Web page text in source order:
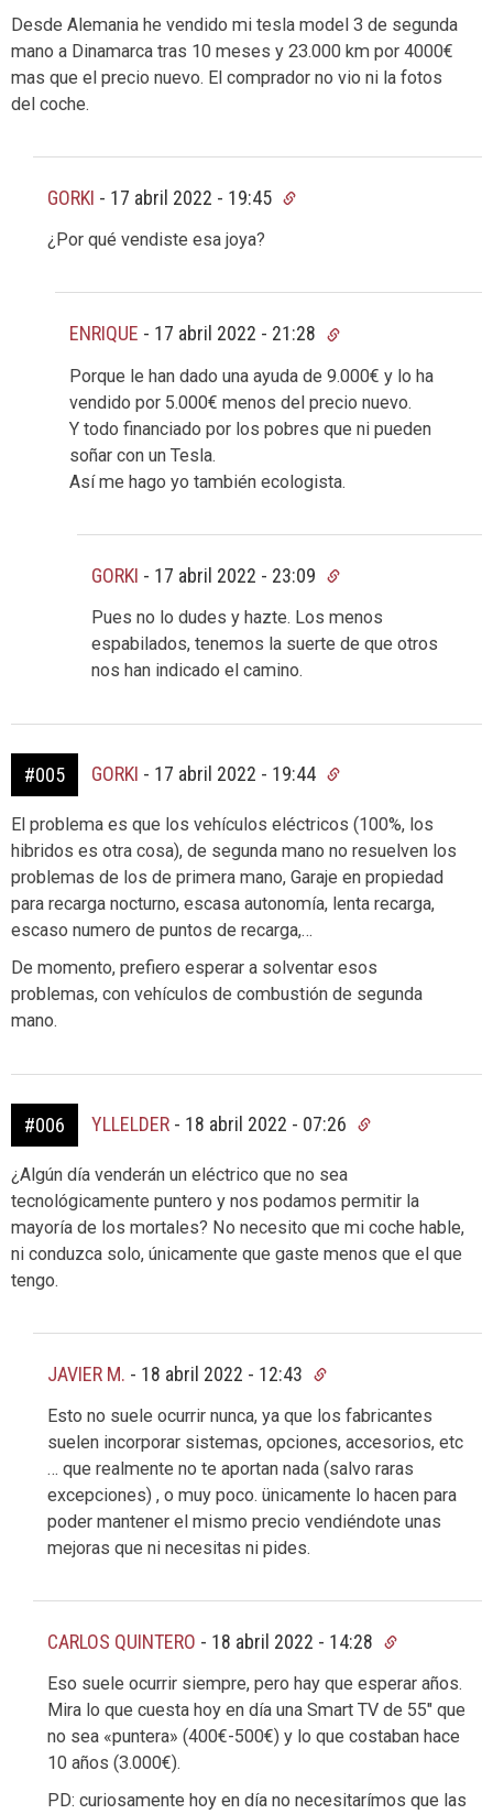
Desde Alemania he vendido mi tesla model 3 de segunda
mano a Dinamarca tras 10 meses y 23.000 km por 4000€
mas que el precio nuevo. El comprador no vio ni la fotos
del coche.
GORKI - 17 abril 2022 - 19:45
¿Por qué vendiste esa joya?
ENRIQUE - 17 abril 2022 - 21:28
Porque le han dado una ayuda de 9.000€ y lo ha
vendido por 5.000€ menos del precio nuevo.
Y todo financiado por los pobres que ni pueden
soñar con un Tesla.
Así me hago yo también ecologista.
GORKI - 17 abril 2022 - 23:09
Pues no lo dudes y hazte. Los menos
espabilados, tenemos la suerte de que otros
nos han indicado el camino.
#005 GORKI - 17 abril 2022 - 19:44
El problema es que los vehículos eléctricos (100%, los
hibridos es otra cosa), de segunda mano no resuelven los
problemas de los de primera mano, Garaje en propiedad
para recarga nocturno, escasa autonomía, lenta recarga,
escaso numero de puntos de recarga,…
De momento, prefiero esperar a solventar esos
problemas, con vehículos de combustión de segunda
mano.
#006 YLLELDER - 18 abril 2022 - 07:26
¿Algún día venderán un eléctrico que no sea
tecnológicamente puntero y nos podamos permitir la
mayoría de los mortales? No necesito que mi coche hable,
ni conduzca solo, únicamente que gaste menos que el que
tengo.
JAVIER M. - 18 abril 2022 - 12:43
Esto no suele ocurrir nunca, ya que los fabricantes
suelen incorporar sistemas, opciones, accesorios, etc
… que realmente no te aportan nada (salvo raras
excepciones) , o muy poco. ünicamente lo hacen para
poder mantener el mismo precio vendiéndote unas
mejoras que ni necesitas ni pides.
CARLOS QUINTERO - 18 abril 2022 - 14:28
Eso suele ocurrir siempre, pero hay que esperar años.
Mira lo que cuesta hoy en día una Smart TV de 55″ que
no sea «puntera» (400€-500€) y lo que costaban hace
10 años (3.000€).
PD: curiosamente hoy en día no necesitarímos que las